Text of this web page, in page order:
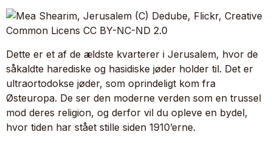
Dette er et af de ældste kvarterer i Jerusalem, hvor de
såkaldte harediske og hasidiske jøder holder til. Det er
ultraortodokse jøder, som oprindeligt kom fra
Østeuropa. De ser den moderne verden som en trussel
mod deres religion, og derfor vil du opleve en bydel,
hvor tiden har stået stille siden 1910’erne.